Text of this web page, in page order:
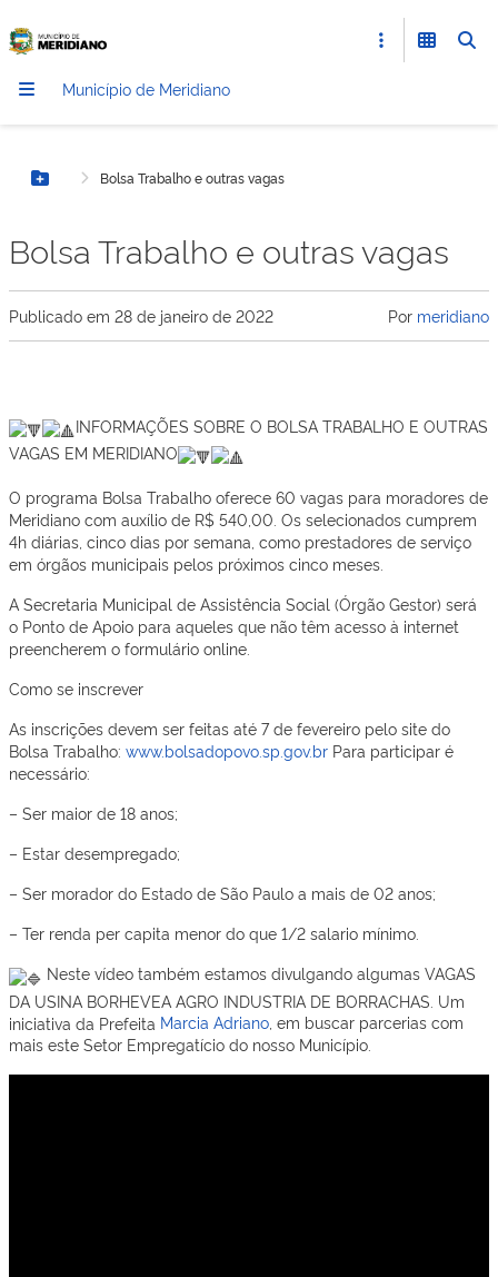
Município de Meridiano
Botão MenuBolsa Trabalho e outras vagas
Bolsa Trabalho e outras vagas
Publicado em 28 de janeiro de 2022 Por meridiano
INFORMAÇÕES SOBRE O BOLSA TRABALHO E OUTRAS
VAGAS EM MERIDIANO
O programa Bolsa Trabalho oferece 60 vagas para moradores de
Meridiano com auxílio de R$ 540,00. Os selecionados cumprem
4h diárias, cinco dias por semana, como prestadores de serviço
em órgãos municipais pelos próximos cinco meses.
A Secretaria Municipal de Assistência Social (Órgão Gestor) será
o Ponto de Apoio para aqueles que não têm acesso à internet
preencherem o formulário online.
Como se inscrever
As inscrições devem ser feitas até 7 de fevereiro pelo site do
Bolsa Trabalho: www.bolsadopovo.sp.gov.br Para participar é
necessário:
– Ser maior de 18 anos;
– Estar desempregado;
– Ser morador do Estado de São Paulo a mais de 02 anos;
– Ter renda per capita menor do que 1/2 salario mínimo.
Neste vídeo também estamos divulgando algumas VAGAS
DA USINA BORHEVEA AGRO INDUSTRIA DE BORRACHAS. Um
iniciativa da Prefeita Marcia Adriano , em buscar parcerias com
mais este Setor Empregatício do nosso Município.